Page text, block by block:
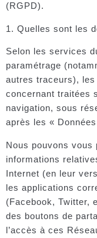
(RGPD).
1. Quelles sont les
Selon les services
paramétrage
autres traceurs),
concernant traitées
navigation, sous
après les «
Nous pouvons vous
informations
Internet (en leur
les applications
(Facebook, Twitter,
des boutons de
l’accès à ces